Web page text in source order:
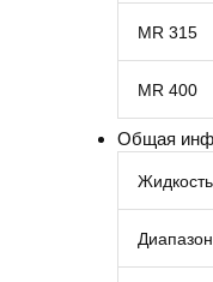
MR 315
MR 400
Общая